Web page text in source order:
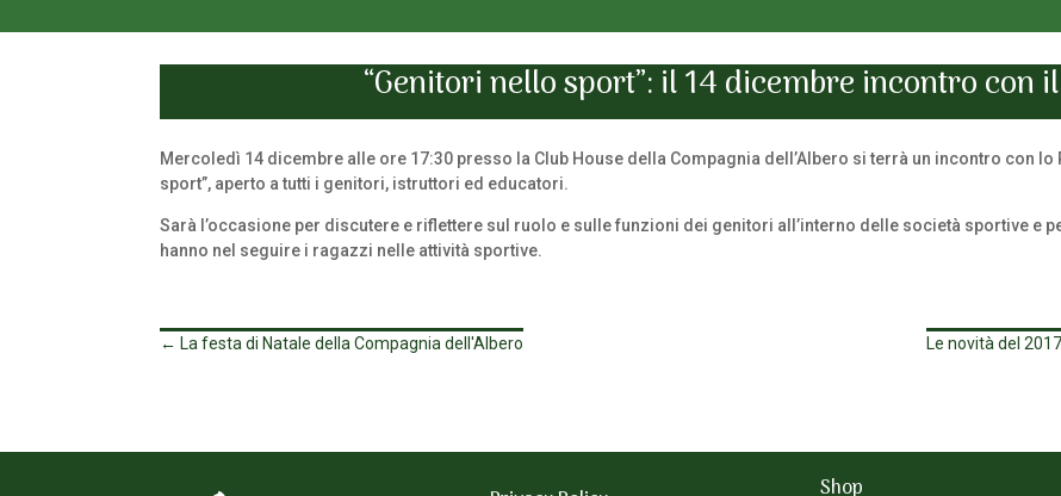
“Genitori nello sport”: il 14 dicembre incontro con
Mercoledì 14 dicembre alle ore 17:30 presso la Club House della Compagnia dell’Albero si terrà un incontro con
sport”, aperto a tutti i genitori, istruttori ed educatori.
Sarà l’occasione per discutere e riflettere sul ruolo e sulle funzioni dei genitori all’interno delle società sportive e
hanno nel seguire i ragazzi nelle attività sportive.
←La festa di Natale della Compagnia dell'Albero Le novità del
Shop